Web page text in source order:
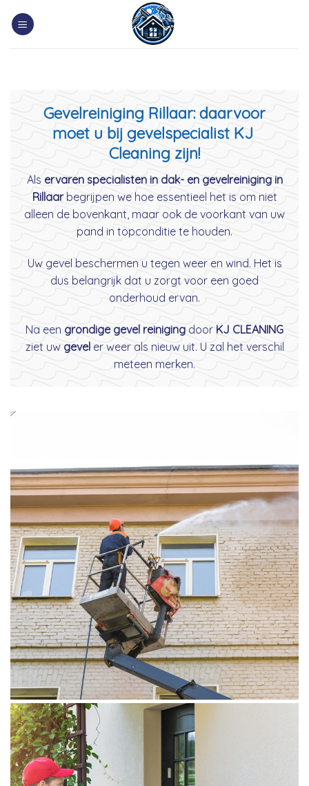
Gevelreiniging Rillaar: daarvoor
moet u bij gevelspecialist KJ
Cleaning zijn!
Als ervaren specialisten in dak- en gevelreiniging in
Rillaarbegrijpen we hoe essentieel het is om niet
alleen de bovenkant, maar ook de voorkant van uw
pand in topconditie te houden.
Uw gevel beschermen u tegen weer en wind. Het is
dus belangrijk dat u zorgt voor een goed
onderhoud ervan.
Na een grondige gevel reiniging door KJ CLEANING
ziet uw geveler weer als nieuw uit. U zal het verschil
meteen merken.